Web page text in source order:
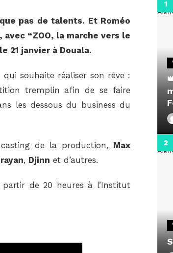
pas de talents. Et Roméo
“ZOO, la marche vers le
21 janvier à Douala.
qui souhaite réaliser son rêve :
tremplin afin de se faire
les dessous du business du
de la production, Max
, Djinn et d’autres.
de 20 heures à l’Institut